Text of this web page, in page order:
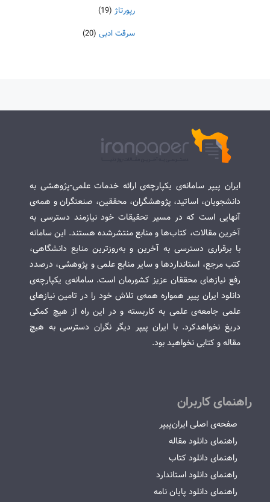
رپورتاژ (19)
سرقت ادبی (20)
ایران پیپر سامانه‌ی یکپارچه‌ی ارائه خدمات علمی-پژوهشی به
دانشجویان، اساتید، پژوهشگران، محققین، صنعتگران و همه‌ی
آنهایی است که در مسیر تحقیقات خود نیازمند دسترسی به
آخرین مقالات، کتاب‌ها و منابع منتشرشده هستند. این سامانه
با برقراری دسترسی به آخرین و به‌روزترین منابع دانشگاهی،
کتب مرجع، استانداردها و سایر منابع علمی و پژوهشی، درصدد
رفع نیازهای محققان عزیز کشورمان است. سامانه‌ی یکپارچه‌ی
دانلود ایران پیپر همواره همه‌ی تلاش خود را در تامین نیازهای
علمی جامعه‌ی علمی به کاربسته و در این راه از هیچ کمکی
دریغ نخواهدکرد. با ایران پیپر دیگر نگران دسترسی به هیچ
مقاله و کتابی نخواهید بود.
راهنمای کاربران
صفحه‌ی اصلی ایران‌پیپر
راهنمای دانلود مقاله
راهنمای دانلود کتاب
راهنمای دانلود استاندارد
راهنمای دانلود پایان نامه